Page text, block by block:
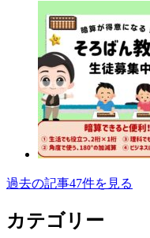
過去の記事47件を見る
カテゴリー